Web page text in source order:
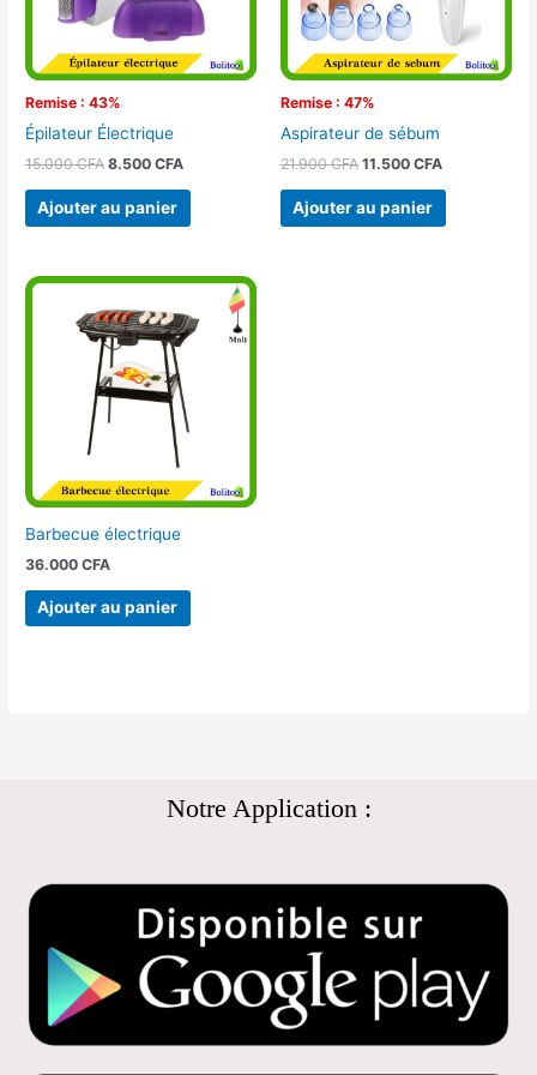
Remise : 43%
Épilateur Électrique
15.000CFA 8.500CFA
Ajouter au panier
Remise : 47%
Aspirateur de sébum
21.900CFA 11.500 CFA
Ajouter au panier
Barbecue électrique
36.000CFA
Ajouter au panier
Notre Application :